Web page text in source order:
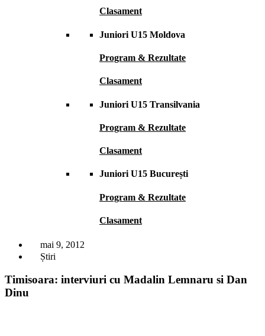
Clasament
Juniori U15 Moldova
Program & Rezultate
Clasament
Juniori U15 Transilvania
Program & Rezultate
Clasament
Juniori U15 București
Program & Rezultate
Clasament
mai 9, 2012
Știri
Timisoara: interviuri cu Madalin Lemnaru si Dan
Dinu